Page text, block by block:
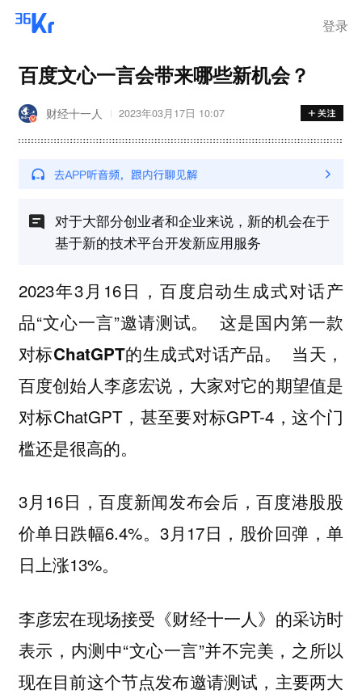
登录
百度文心一言会带来哪些新机会？
财经十一人 2023年03月17日 10:07
对于大部分创业者和企业来说，新的机会在于
基于新的技术平台开发新应用服务
2023年3月16日，百度启动生成式对话产
品“文心一言”邀请测试。这是国内第一款
对标ChatGPT的生成式对话产品。
当天，
百度创始人李彦宏说，大家对它的期望值是
对标ChatGPT，甚至要对标GPT-4，这个门
槛还是很高的。
3月16日，百度新闻发布会后，百度港股股
价单日跌幅6.4%。3月17日，股价回弹，单
日上涨13%。
李彦宏在现场接受《财经十一人》的采访时
表示，内测中“文心一言”并不完美，之所以
现在目前这个节点发布邀请测试，主要两大